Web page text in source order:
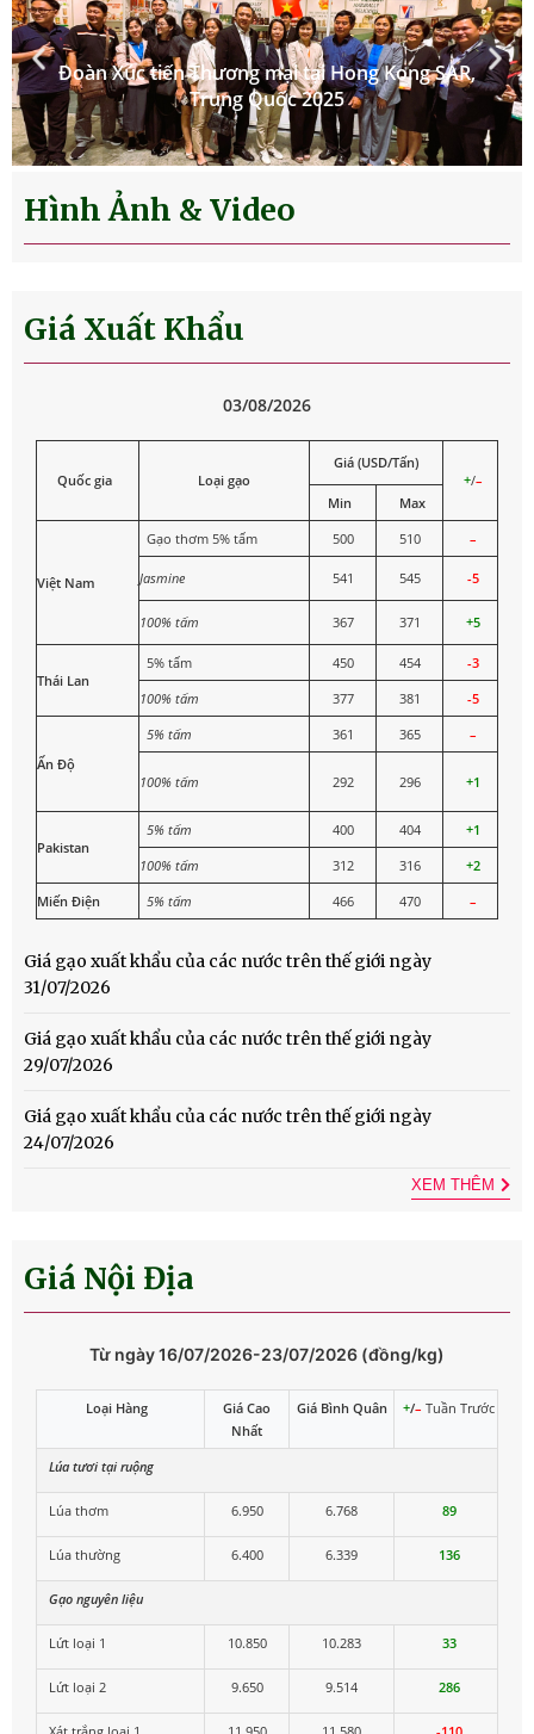
Đoàn Xúc tiến Thương mại tại Hong Kong SAR,
Trung Quốc 2025
Hình Ảnh & Video
Giá Xuất Khẩu
03/08/2026
Quốc gia Loại gạo
Giá (USD/Tấn)
+/–
Min
Max
Việt Nam
Gạo thơm 5% tấm 500 510 –
Jasmine 541 545 -5
100% tấm 367 371 +5
Thái Lan
5% tấm 450 454
-3
100% tấm
377 381 -5
Ấn Độ
5% tấm 361 365 –
100% tấm 292 296 +1
Pakistan
5% tấm 400 404
+1
100% tấm
312 316
+2
Miến Điện
5% tấm 466 470 –
Giá gạo xuất khẩu của các nước trên thế giới ngày
31/07/2026
Giá gạo xuất khẩu của các nước trên thế giới ngày
29/07/2026
Giá gạo xuất khẩu của các nước trên thế giới ngày
24/07/2026
XEM THÊM
Giá Nội Địa
Từ ngày 16/07/2026-23/07/2026 (đồng/kg)
Loại Hàng
Giá Cao
Nhất
Giá Bình Quân +/– Tuần Trước
Lúa tươi tại ruộng
Lúa thơm 6.950 6.768 89
Lúa thường 6.400 6.339 136
Gạo nguyên liệu
Lứt loại 1 10.850 10.283 33
Lứt loại 2 9.650 9.514 286